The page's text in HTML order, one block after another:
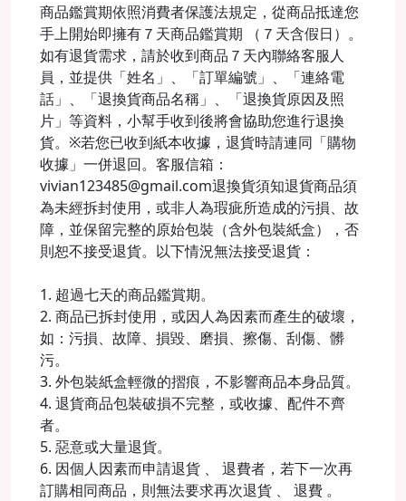
商品鑑賞期依照消費者保護法規定，從商品抵達您
手上開始即擁有７天商品鑑賞期 （７天含假日）。
如有退貨需求，請於收到商品７天內聯絡客服人
員，並提供「姓名」、「訂單編號」、「連絡電
話」、「退換貨商品名稱」、「退換貨原因及照
片」等資料，小幫手收到後將會協助您進行退換
貨。※若您已收到紙本收據，退貨時請連同「購物
收據」一併退回。客服信箱：
vivian123485@gmail.com退換貨須知退貨商品須
為未經拆封使用，或非人為瑕疵所造成的污損、故
障，並保留完整的原始包裝（含外包裝紙盒），否
則恕不接受退貨。以下情況無法接受退貨：
1. 超過七天的商品鑑賞期。
2. 商品已拆封使用，或因人為因素而產生的破壞，
如：污損、故障、損毀、磨損、擦傷、刮傷、髒
污。
3. 外包裝紙盒輕微的摺痕，不影響商品本身品質。
4. 退貨商品包裝破損不完整，或收據、配件不齊
者。
5. 惡意或大量退貨。
6. 因個人因素而申請退貨 、 退費者，若下一次再
訂購相同商品，則無法要求再次退貨 、 退費 。